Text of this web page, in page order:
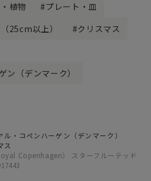
植物
プレート・皿
25cm以上）
クリスマス
ン（デンマーク）
ル・コペンハーゲン（デンマーク）
ス
Copenhagen） スターフルーテッド